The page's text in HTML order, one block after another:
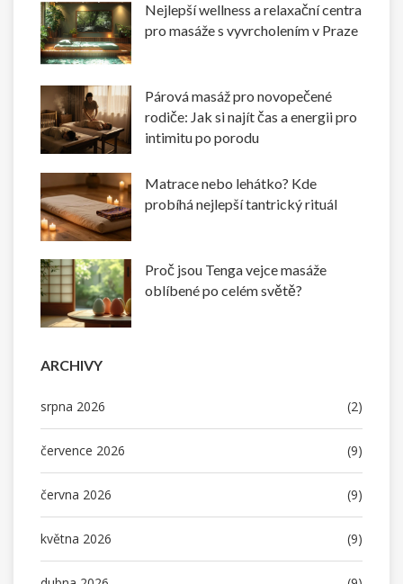
Nejlepší wellness a relaxační centra
pro masáže s vyvrcholením v Praze
Párová masáž pro novopečené
rodiče: Jak si najít čas a energii pro
intimitu po porodu
Matrace nebo lehátko? Kde
probíhá nejlepší tantrický rituál
Proč jsou Tenga vejce masáže
oblíbené po celém světě?
ARCHIVY
srpna 2026 (2)
července 2026 (9)
června 2026 (9)
května 2026 (9)